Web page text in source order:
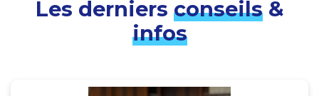
Les derniers conseils&
infos